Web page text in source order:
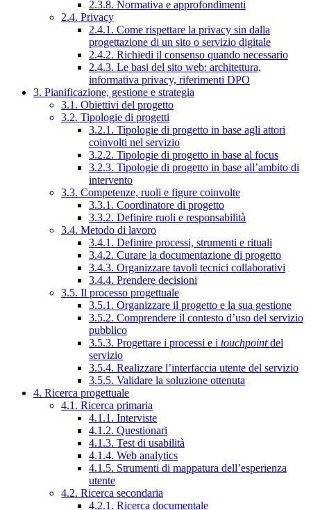
2.3.8. Normativa e approfondimenti
2.4. Privacy
2.4.1. Come rispettare la privacy sin dalla
progettazione di un sito o servizio digitale
2.4.2. Richiedi il consenso quando necessario
2.4.3. Le basi del sito web: architettura,
informativa privacy, riferimenti DPO
3. Pianificazione, gestione e strategia
3.1. Obiettivi del progetto
3.2. Tipologie di progetti
3.2.1. Tipologie di progetto in base agli attori
coinvolti nel servizio
3.2.2. Tipologie di progetto in base al focus
3.2.3. Tipologie di progetto in base all’ambito di
intervento
3.3. Competenze, ruoli e figure coinvolte
3.3.1. Coordinatore di progetto
3.3.2. Definire ruoli e responsabilità
3.4. Metodo di lavoro
3.4.1. Definire processi, strumenti e rituali
3.4.2. Curare la documentazione di progetto
3.4.3. Organizzare tavoli tecnici collaborativi
3.4.4. Prendere decisioni
3.5. Il processo progettuale
3.5.1. Organizzare il progetto e la sua gestione
3.5.2. Comprendere il contesto d’uso del servizio
pubblico
3.5.3. Progettare i processi e i touchpointdel
servizio
3.5.4. Realizzare l’interfaccia utente del servizio
3.5.5. Validare la soluzione ottenuta
4. Ricerca progettuale
4.1. Ricerca primaria
4.1.1. Interviste
4.1.2. Questionari
4.1.3. Test di usabilità
4.1.4. Web analytics
4.1.5. Strumenti di mappatura dell’esperienza
utente
4.2. Ricerca secondaria
4.2.1. Ricerca documentale